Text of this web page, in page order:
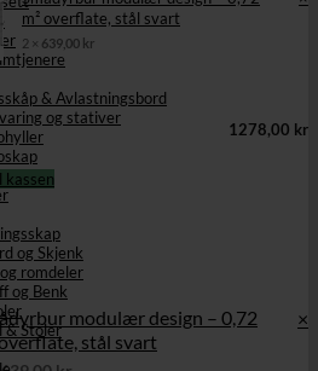
m² overflate, stål svart
2 × 639,00 kr
1278,00 kr
kassen
×
modulær design – 0,72
stål svart
& Avlastningsbord
og stativer
og Skjenk
romdeler
og Benk
& Stoler